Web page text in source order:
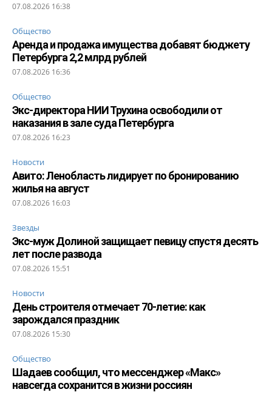
07.08.2026 16:38
Общество
Аренда и продажа имущества добавят бюджету
Петербурга 2,2 млрд рублей
07.08.2026 16:36
Общество
Экс-директора НИИ Трухина освободили от
наказания в зале суда Петербурга
07.08.2026 16:23
Новости
Авито: Ленобласть лидирует по бронированию
жилья на август
07.08.2026 16:03
Звезды
Экс-муж Долиной защищает певицу спустя десять
лет после развода
07.08.2026 15:51
Новости
День строителя отмечает 70-летие: как
зарождался праздник
07.08.2026 15:30
Общество
Шадаев сообщил, что мессенджер «Макс»
навсегда сохранится в жизни россиян